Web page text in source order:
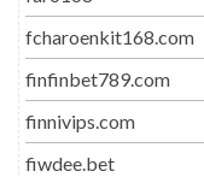
fcharoenkit168.com
finfinbet789.com
finnivips.com
fiwdee.bet